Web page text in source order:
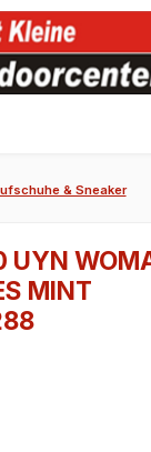
& Sneaker
MINT